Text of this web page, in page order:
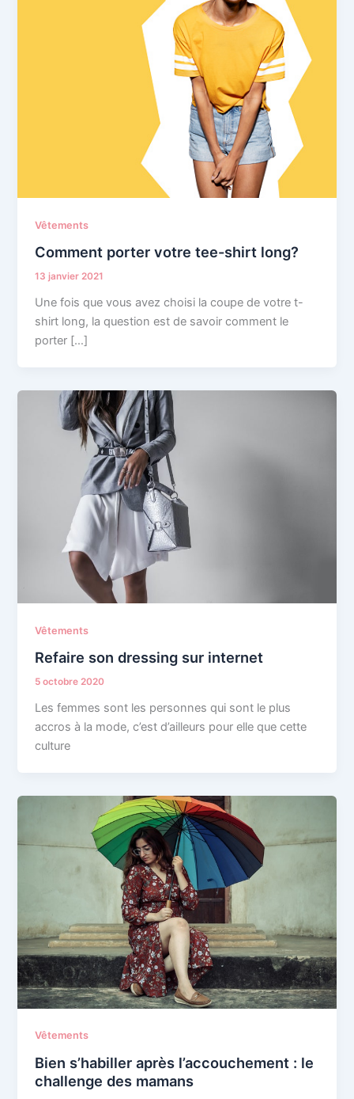
Vêtements
Comment porter votre tee-shirt long?
13 janvier 2021
Une fois que vous avez choisi la coupe de votre t-
shirt long, la question est de savoir comment le
porter […]
Vêtements
Refaire son dressing sur internet
5 octobre 2020
Les femmes sont les personnes qui sont le plus
accros à la mode, c’est d’ailleurs pour elle que cette
culture
Vêtements
Bien s’habiller après l’accouchement : le
challenge des mamans